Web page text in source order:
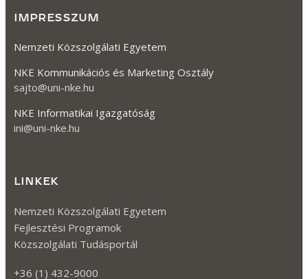
IMPRESSZUM
Nemzeti Közszolgálati Egyetem
NKE Kommunikációs és Marketing Osztály
sajto@uni-nke.hu
NKE Informatikai Igazgatóság
ini@uni-nke.hu
LINKEK
Nemzeti Közszolgálati Egyetem
Fejlesztési Programok
Közszolgálati Tudásportál
+36 (1) 432-9000